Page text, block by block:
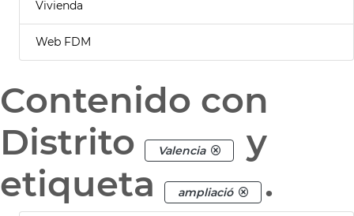
Vivienda
Web FDM
Contenido con
Distrito
Valencia
y
etiqueta
ampliació .